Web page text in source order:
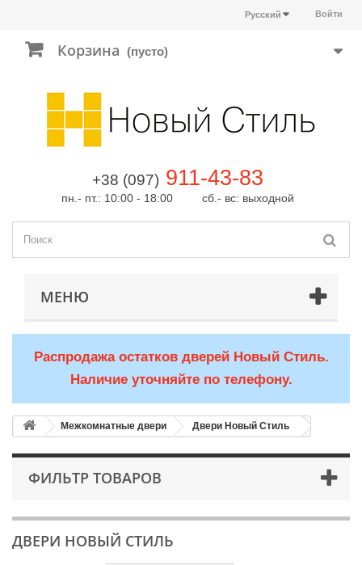
Войти
Русский
Корзина (пусто)
+38 (097) 911-43-83
пн.- пт.: 10:00 - 18:00 сб.- вс: выходной
МЕНЮ
Распродажа остатков дверей Новый Стиль.
Наличие уточняйте по телефону.
Межкомнатные двери Двери Новый Стиль
ФИЛЬТР ТОВАРОВ
ДВЕРИ НОВЫЙ СТИЛЬ